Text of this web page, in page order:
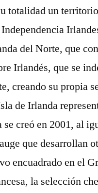
totalidad un
del Norte, que
Irlandés, que se
creando su propia
de Irlanda
creó en 2001, al
que desarrollan
encuadrado en el
la selección